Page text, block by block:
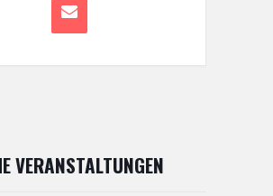
VERANSTALTUNGEN